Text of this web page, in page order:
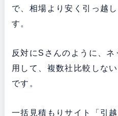
で、相場より安く引っ越
す。
反対にSさんのように、
用して、複数社比較しな
です。
一括見積もりサイト「引